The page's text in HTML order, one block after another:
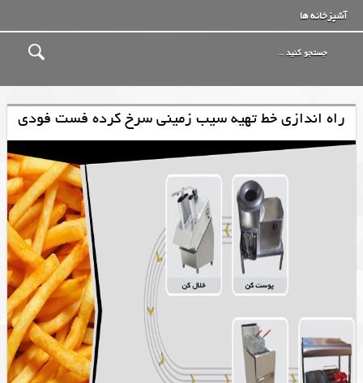
آشپزخانه ها
راه اندازی خط تهیه سیب زمینی سرخ کرده فست فودی